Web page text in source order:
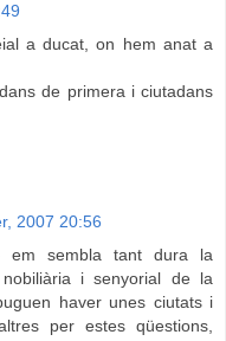
a ducat, on hem anat a
de primera i ciutadans
2007 20:56
sembla tant dura la
i senyorial de la
haver unes ciutats i
per estes qüestions,